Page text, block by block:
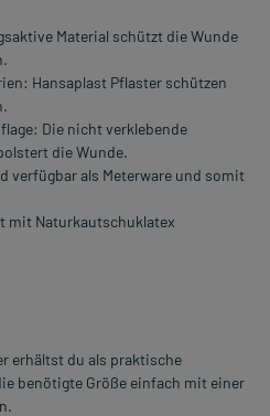
Material schützt die Wunde
Hansaplast Pflaster schützen
Die nicht verklebende
die Wunde.
verfügbar als Meterware und somit
mit Naturkautschuklatex
erhältst du als praktische
benötigte Größe einfach mit einer